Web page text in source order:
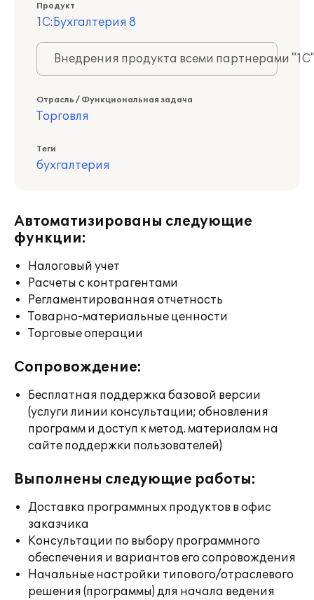
Продукт
1С:Бухгалтерия 8
Внедрения продукта всеми партнерами
Отрасль / Функциональная задача
Торговля
Теги
бухгалтерия
Автоматизированы следующие
функции:
Налоговый учет
Расчеты с контрагентами
Регламентированная отчетность
Товарно-материальные ценности
Торговые операции
Сопровождение:
Бесплатная поддержка базовой версии
(услуги линии консультации; обновления
программ и доступ к метод. материалам на
сайте поддержки пользователей)
Выполнены следующие работы:
Доставка программных продуктов в офис
заказчика
Консультации по выбору программного
обеспечения и вариантов его сопровождения
Начальные настройки типового/отраслевого
решения (программы) для начала ведения